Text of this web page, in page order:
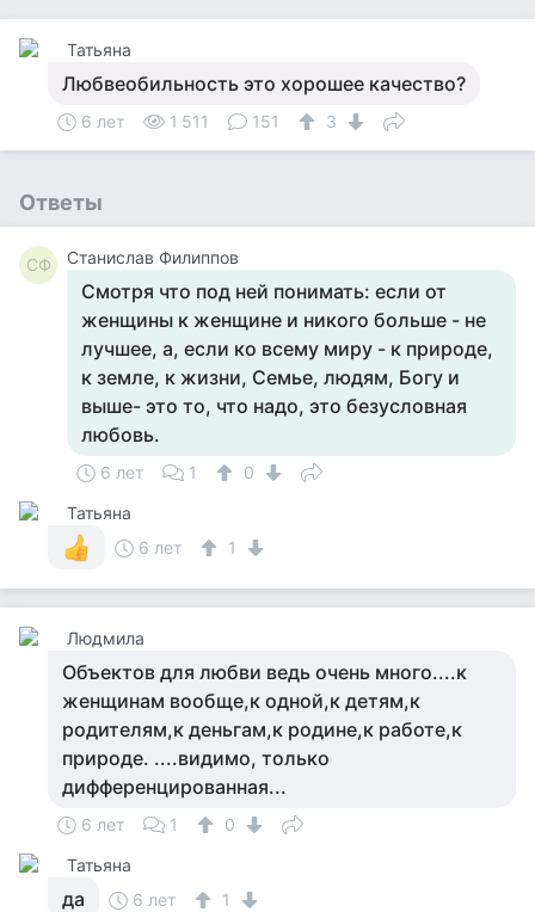
Татьяна
Любвеобильность это хорошее качество?
6 лет 1 511 151 3
Ответы
СФ Станислав Филиппов
Смотря что под ней понимать: если от
женщины к женщине и никого больше - не
лучшее, а, если ко всему миру - к природе,
к земле, к жизни, Семье, людям, Богу и
выше- это то, что надо, это безусловная
любовь.
6 лет 1
0
Татьяна
6 лет
1
Людмила
Объектов для любви ведь очень много....к
женщинам вообще,к одной,к детям,к
родителям,к деньгам,к родине,к работе,к
природе. ....видимо, только
дифференцированная...
6 лет 1
0
Татьяна
да 6 лет 1